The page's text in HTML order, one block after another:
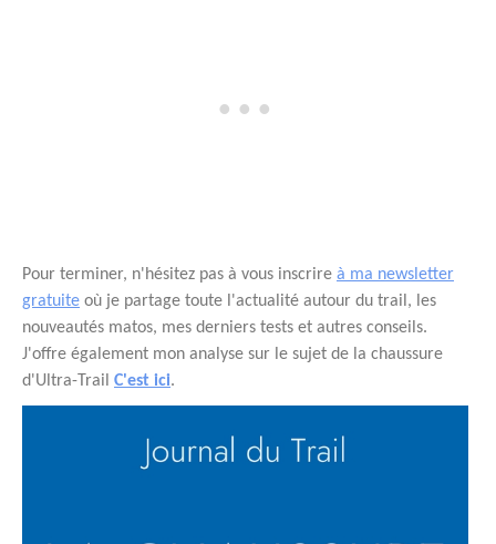
Pour terminer, n'hésitez pas à vous inscrire à ma newsletter
gratuite où je partage toute l'actualité autour du trail, les
nouveautés matos, mes derniers tests et autres conseils.
J'offre également mon analyse sur le sujet de la chaussure
d'Ultra-Trail C'est ici.